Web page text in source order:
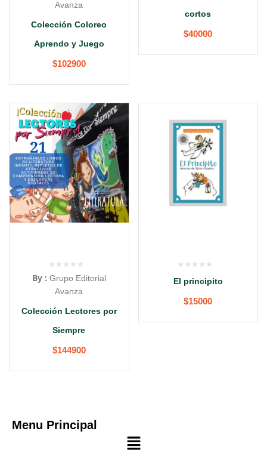
Avanza
Colección Coloreo
Aprendo y Juego
$102900
cortos
$40000
By : Grupo Editorial
Avanza
Colección Lectores por
Siempre
$144900
El principito
$15000
Menu Principal